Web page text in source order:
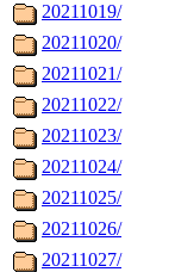
20211019/
20211020/
20211021/
20211022/
20211023/
20211024/
20211025/
20211026/
20211027/